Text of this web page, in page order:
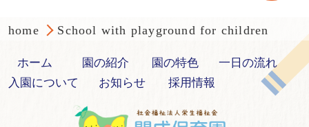
home School with playground for children
ホーム 園の紹介 園の特色
一日の流れ
入園について
お知らせ 採用情報